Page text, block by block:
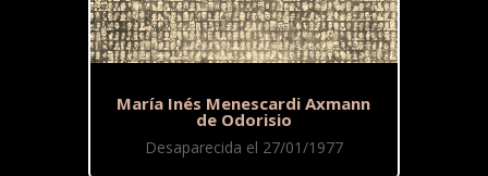
María Inés Menescardi Axmann
de Odorisio
Desaparecida el 27/01/1977